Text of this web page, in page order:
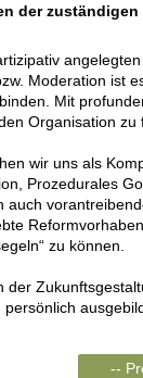
der
Moderation ist
Mit
Organisation zu
wir uns als
Prozedurales
zu können.
--